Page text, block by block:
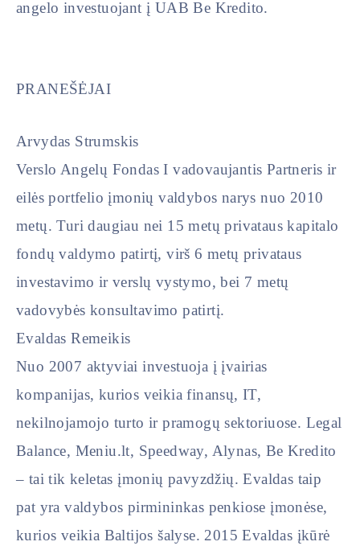
angelo investuojant į UAB Be Kredito.
PRANEŠĖJAI
Arvydas Strumskis
Verslo Angelų Fondas I vadovaujantis Partneris ir
eilės portfelio įmonių valdybos narys nuo 2010
metų. Turi daugiau nei 15 metų privataus kapitalo
fondų valdymo patirtį, virš 6 metų privataus
investavimo ir verslų vystymo, bei 7 metų
vadovybės konsultavimo patirtį.
Evaldas Remeikis
Nuo 2007 aktyviai investuoja į įvairias
kompanijas, kurios veikia finansų, IT,
nekilnojamojo turto ir pramogų sektoriuose. Legal
Balance, Meniu.lt, Speedway, Alynas, Be Kredito
– tai tik keletas įmonių pavyzdžių. Evaldas taip
pat yra valdybos pirmininkas penkiose įmonėse,
kurios veikia Baltijos šalyse. 2015 Evaldas įkūrė